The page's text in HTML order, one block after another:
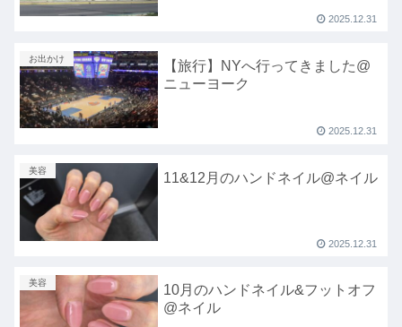
2025.12.31
お出かけ
【旅行】NYへ行ってきました@
ニューヨーク
2025.12.31
美容 11&12月のハンドネイル@ネイル
2025.12.31
美容
10月のハンドネイル&フットオフ
@ネイル